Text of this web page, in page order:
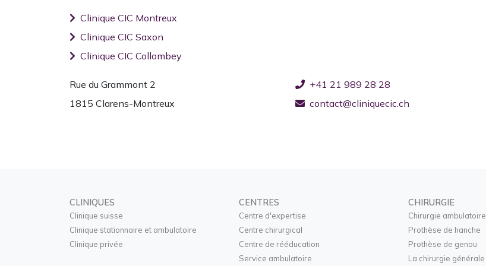
Clinique CIC Montreux
Clinique CIC Saxon
Clinique CIC Collombey
Rue du Grammont 2
1815 Clarens-Montreux
+41 21 989 28 28
contact@cliniquecic.ch
CLINIQUES
Clinique suisse
Clinique stationnaire et ambulatoire
Clinique privée
CENTRES
Centre d'expertise
Centre chirurgical
Centre de rééducation
Service ambulatoire
CHIRURGIE
Chirurgie ambulatoire
Prothèse de hanche
Prothèse de genou
La chirurgie générale